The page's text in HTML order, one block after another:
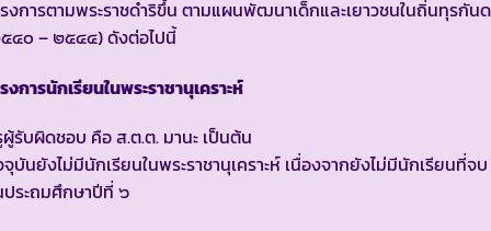
งการตามพระราชดำริขึ้น ตามแผนพัฒนาเด็กและเยาวชนในถิ่นทุรกัน
๔๐ – ๒๕๔๔) ดังต่อไปนี้
งการนักเรียนในพระราชานุเคราะห์
รับผิดชอบ คือ ส.ต.ต. มานะ เป็นต้น
บันยังไม่มีนักเรียนในพระราชานุเคราะห์ เนื่องจากยังไม่มีนักเรียนที่จบ
ระถมศึกษาปีที่ ๖